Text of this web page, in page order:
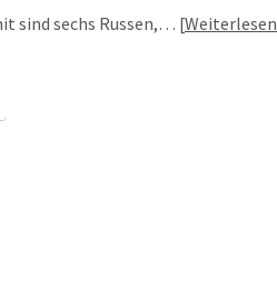
sind sechs Russen,… Weiterlesen
,